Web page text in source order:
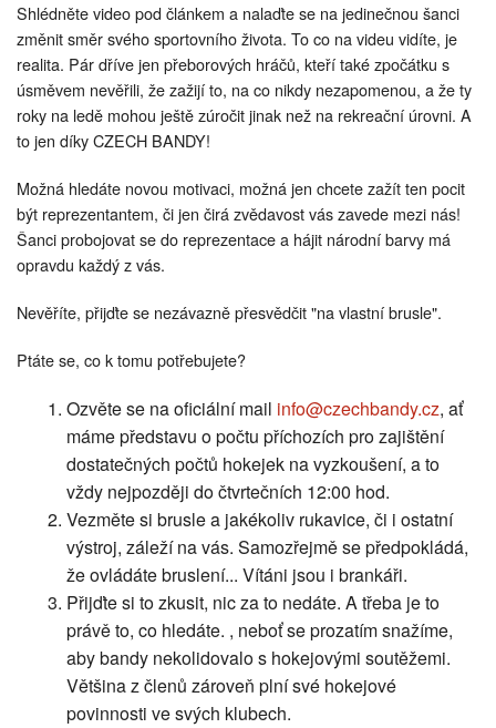
Shlédněte video pod článkem a nalaďte se na jedinečnou šanci
změnit směr svého sportovního života. To co na videu vidíte, je
realita. Pár dříve jen přeborových hráčů, kteří také zpočátku s
úsměvem nevěřili, že zažijí to, na co nikdy nezapomenou, a že ty
roky na ledě mohou ještě zúročit jinak než na rekreační úrovni. A
to jen díky CZECH BANDY!
Možná hledáte novou motivaci, možná jen chcete zažít ten pocit
být reprezentantem, či jen čirá zvědavost vás zavede mezi nás!
Šanci probojovat se do reprezentace a hájit národní barvy má
opravdu každý z vás.
Nevěříte, přijďte se nezávazně přesvědčit "na vlastní brusle".
Ptáte se, co k tomu potřebujete?
Ozvěte se na oficiální mail info@czechbandy.cz, ať
máme představu o počtu příchozích pro zajištění
dostatečných počtů hokejek na vyzkoušení, a to
vždy nejpozději do čtvrtečních 12:00 hod.
Vezměte si brusle a jakékoliv rukavice, či i ostatní
výstroj, záleží na vás. Samozřejmě se předpokládá,
že ovládáte bruslení... Vítáni jsou i brankáři.
Přijďte si to zkusit, nic za to nedáte. A třeba je to
právě to, co hledáte. , neboť se prozatím snažíme,
aby bandy nekolidovalo s hokejovými soutěžemi.
Většina z členů zároveň plní své hokejové
povinnosti ve svých klubech.